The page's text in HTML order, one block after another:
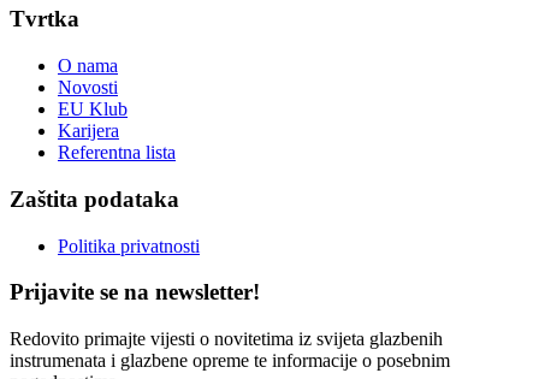
Tvrtka
O nama
Novosti
EU Klub
Karijera
Referentna lista
Zaštita podataka
Politika privatnosti
Prijavite se na newsletter!
Redovito primajte vijesti o novitetima iz svijeta glazbenih
instrumenata i glazbene opreme te informacije o posebnim